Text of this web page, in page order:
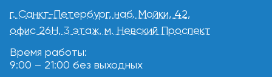
г. Санкт-Петербург, наб. Мойки, 42,
офис 26Н, 3 этаж, м. Невский Проспект
Время работы:
9:00 – 21:00 без выходных